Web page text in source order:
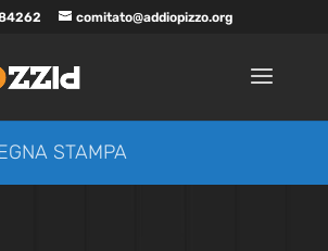
comitato@addiopizzo.org
STAMPA